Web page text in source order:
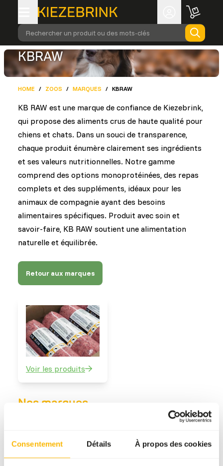
Consentement Détails À propos des cookies
Rechercher un produit ou des mots-clés
KBRAW
HOME / ZOOS / MARQUES / KBRAW
KB RAW est une marque de confiance de Kiezebrink,
qui propose des aliments crus de haute qualité pour
chiens et chats. Dans un souci de transparence,
chaque produit énumère clairement ses ingrédients
et ses valeurs nutritionnelles. Notre gamme
comprend des options monoprotéinées, des repas
complets et des suppléments, idéaux pour les
animaux de compagnie ayant des besoins
alimentaires spécifiques. Produit avec soin et
savoir-faire, KB RAW soutient une alimentation
naturelle et équilibrée.
Retour aux marques
Voir les produits
Nos marques
Il n'y a pas une seule marque qui offre la meilleure
alimentation pour tous les animaux. C'est pourquoi
nous collaborons avec plusieurs marques